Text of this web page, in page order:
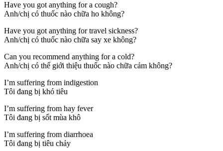
Have you got anything for a cough?
Anh/chị có thuốc nào chữa ho không?
Have you got anything for travel sickness?
Anh/chị có thuốc nào chữa say xe không?
Can you recommend anything for a cold?
Anh/chị có thể giới thiệu thuốc nào chữa cảm không?
I’m suffering from indigestion
Tôi đang bị khó tiêu
I’m suffering from hay fever
Tôi đang bị sốt mùa khô
I’m suffering from diarrhoea
Tôi đang bị tiêu chảy